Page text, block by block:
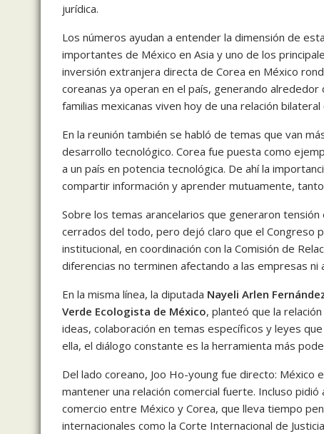
jurídica.
Los números ayudan a entender la dimensión de
importantes de México en Asia y uno de los
inversión extranjera directa de Corea en México
coreanas ya operan en el país, generando
familias mexicanas viven hoy de una relación
En la reunión también se habló de temas que van
desarrollo tecnológico. Corea fue puesta como
a un país en potencia tecnológica. De ahí la
compartir información y aprender mutuamente,
Sobre los temas arancelarios que generaron
cerrados del todo, pero dejó claro que el Congreso
institucional, en coordinación con la Comisión de
diferencias no terminen afectando a las empresas ni
En la misma línea, la diputada Nayeli Arlen
Verde Ecologista de México, planteó que la
ideas, colaboración en temas específicos y leyes
ella, el diálogo constante es la herramienta más
Del lado coreano, Joo Ho-young fue directo: México
mantener una relación comercial fuerte. Incluso
comercio entre México y Corea, que lleva tiempo
internacionales como la Corte Internacional de